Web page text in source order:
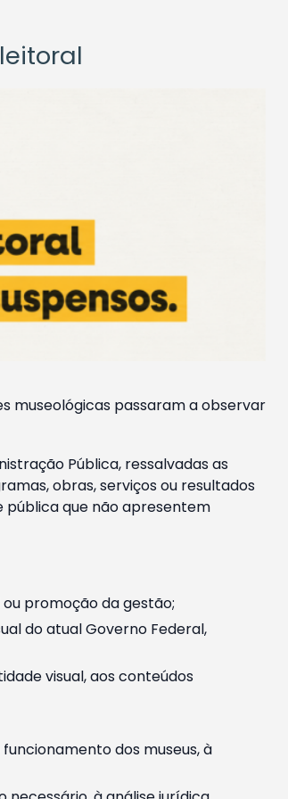
museológicas passaram a observar
Pública, ressalvadas as
obras, serviços ou resultados
pública que não apresentem
promoção da gestão;
do atual Governo Federal,
visual, aos conteúdos
dos museus, à